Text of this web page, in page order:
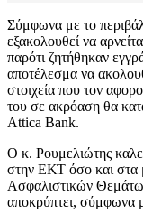
Σύμφωνα με το
εξακολουθεί να
παρότι ζητήθηκαν
αποτέλεσμα να
στοιχεία που τον
του σε ακρόαση θα
Attica Bank.
Ο κ. Ρουμελιώτης
στην ΕΚΤ όσο και στα
Ασφαλιστικών
αποκρύπτει, σύμφωνα